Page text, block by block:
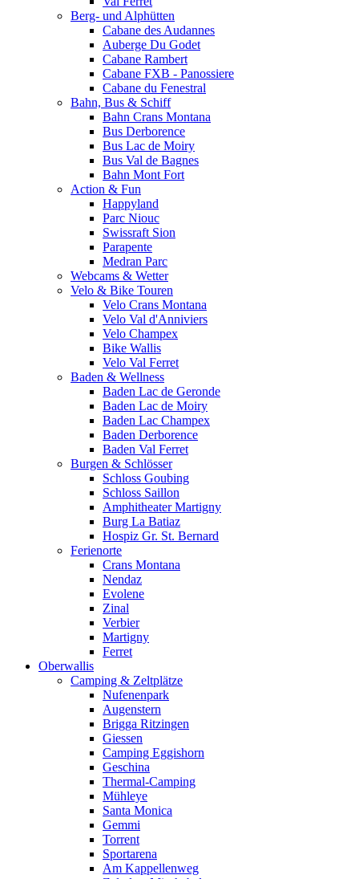
Berg- und Alphütten
Cabane des Audannes
Auberge Du Godet
Cabane Rambert
Cabane FXB - Panossiere
Cabane du Fenestral
Bahn, Bus & Schiff
Bahn Crans Montana
Bus Derborence
Bus Lac de Moiry
Bus Val de Bagnes
Bahn Mont Fort
Action & Fun
Happyland
Parc Niouc
Swissraft Sion
Parapente
Medran Parc
Webcams & Wetter
Velo & Bike Touren
Velo Crans Montana
Velo Val d'Anniviers
Velo Champex
Bike Wallis
Velo Val Ferret
Baden & Wellness
Baden Lac de Geronde
Baden Lac de Moiry
Baden Lac Champex
Baden Derborence
Baden Val Ferret
Burgen & Schlösser
Schloss Goubing
Schloss Saillon
Amphitheater Martigny
Burg La Batiaz
Hospiz Gr. St. Bernard
Ferienorte
Crans Montana
Nendaz
Evolene
Zinal
Verbier
Martigny
Ferret
Oberwallis
Camping & Zeltplätze
Nufenenpark
Augenstern
Brigga Ritzingen
Giessen
Camping Eggishorn
Geschina
Thermal-Camping
Mühleye
Santa Monica
Gemmi
Torrent
Sportarena
Am Kappellenweg